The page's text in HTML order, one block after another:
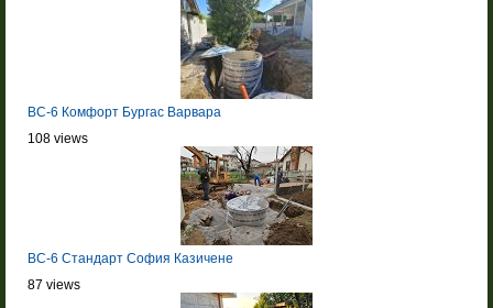
BC-6 Комфорт Бургас Варвара
108 views
BC-6 Стандарт София Казичене
87 views